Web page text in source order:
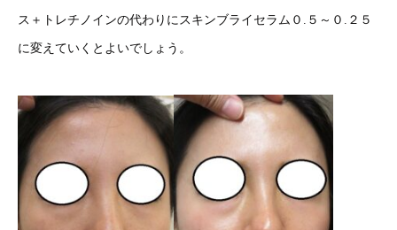
ス＋トレチノインの代わりにスキンブライセラム０.５～０.２５
に変えていくとよいでしょう。